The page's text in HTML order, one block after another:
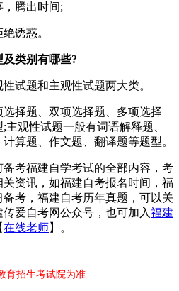
腾出时间;
诱惑。
类别有哪些?
题和主观性试题两大类。
择题、双项选择题、多项选择
观性试题一般有词语解释题、
算题、作文题、翻译题等题型。
考福建自学考试的全部内容，考
资讯，如福建自考报名时间，福
考，福建自考历年真题，可以关
爱自考网公众号，也可加入福建
在线老师】。
育招生考试院为准